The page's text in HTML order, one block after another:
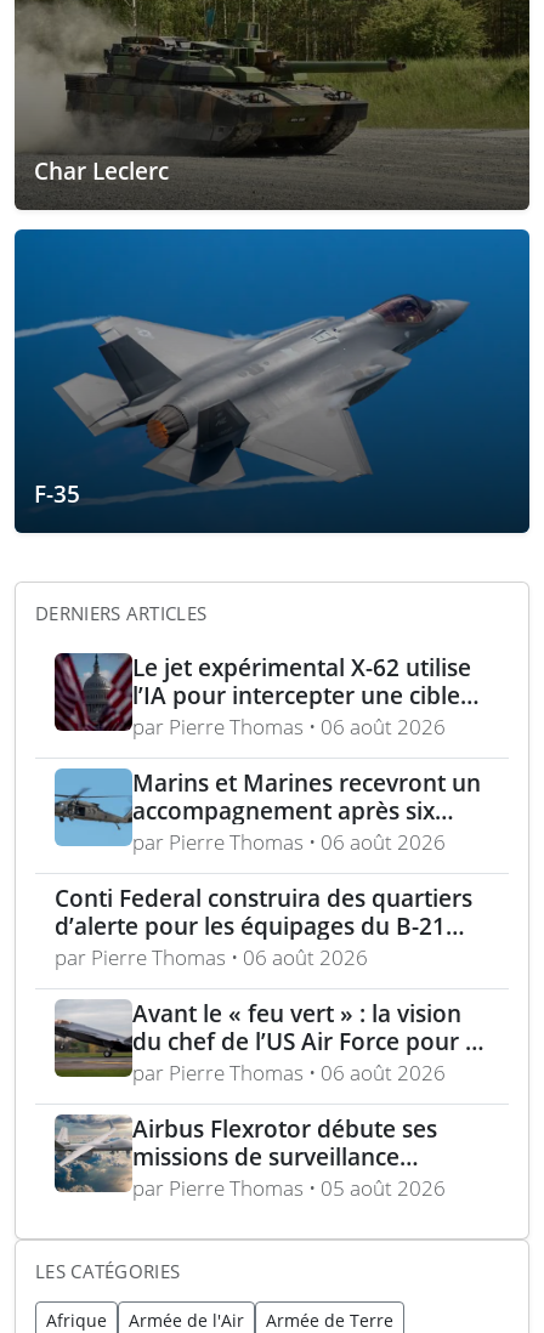
Char Leclerc
F-35
DERNIERS ARTICLES
Le jet expérimental X-62 utilise
l’IA pour intercepter une cible
aérienne en conditions réelles
par Pierre Thomas • 06 août 2026
Marins et Marines recevront un
accompagnement après six
mois d’exemptions médicales
au rasage
par Pierre Thomas • 06 août 2026
Conti Federal construira des quartiers
d’alerte pour les équipages du B-21
Raider
par Pierre Thomas • 06 août 2026
Avant le « feu vert » : la vision
du chef de l’US Air Force pour la
puissance aérienne alliée passe
par la langue, la culture et
l’expertise régionale
par Pierre Thomas • 06 août 2026
Airbus Flexrotor débute ses
missions de surveillance
maritime dans la région
baltique
par Pierre Thomas • 05 août 2026
LES CATÉGORIES
Afrique Armée de l'Air
Armée de Terre